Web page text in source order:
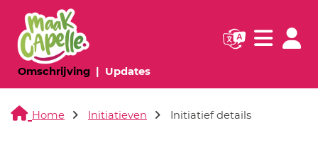
Omschrijving(huidige pagina)
Updates(huidige pagina)
Navigatie
Home Initiatieven Initiatief details